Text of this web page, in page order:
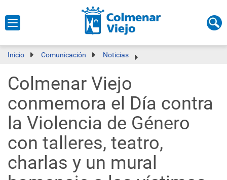
Inicio Comunicación Noticias
Colmenar Viejo
conmemora el Día contra
la Violencia de Género
con talleres, teatro,
charlas y un mural